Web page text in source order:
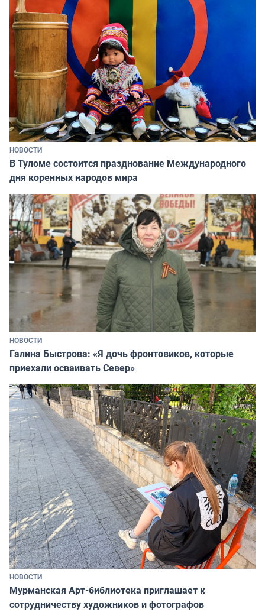
НОВОСТИ
В Туломе состоится празднование Международного
дня коренных народов мира
НОВОСТИ
Галина Быстрова: «Я дочь фронтовиков, которые
приехали осваивать Север»
НОВОСТИ
Мурманская Арт-библиотека приглашает к
сотрудничеству художников и фотографов